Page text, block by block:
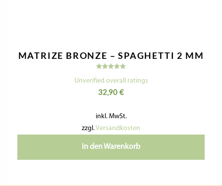
MATRIZE BRONZE – SPAGHETTI 2 MM
mit
von 5
Unverified overall ratings
32,90 €
inkl. MwSt.
zzgl.Versandkosten
In den Warenkorb